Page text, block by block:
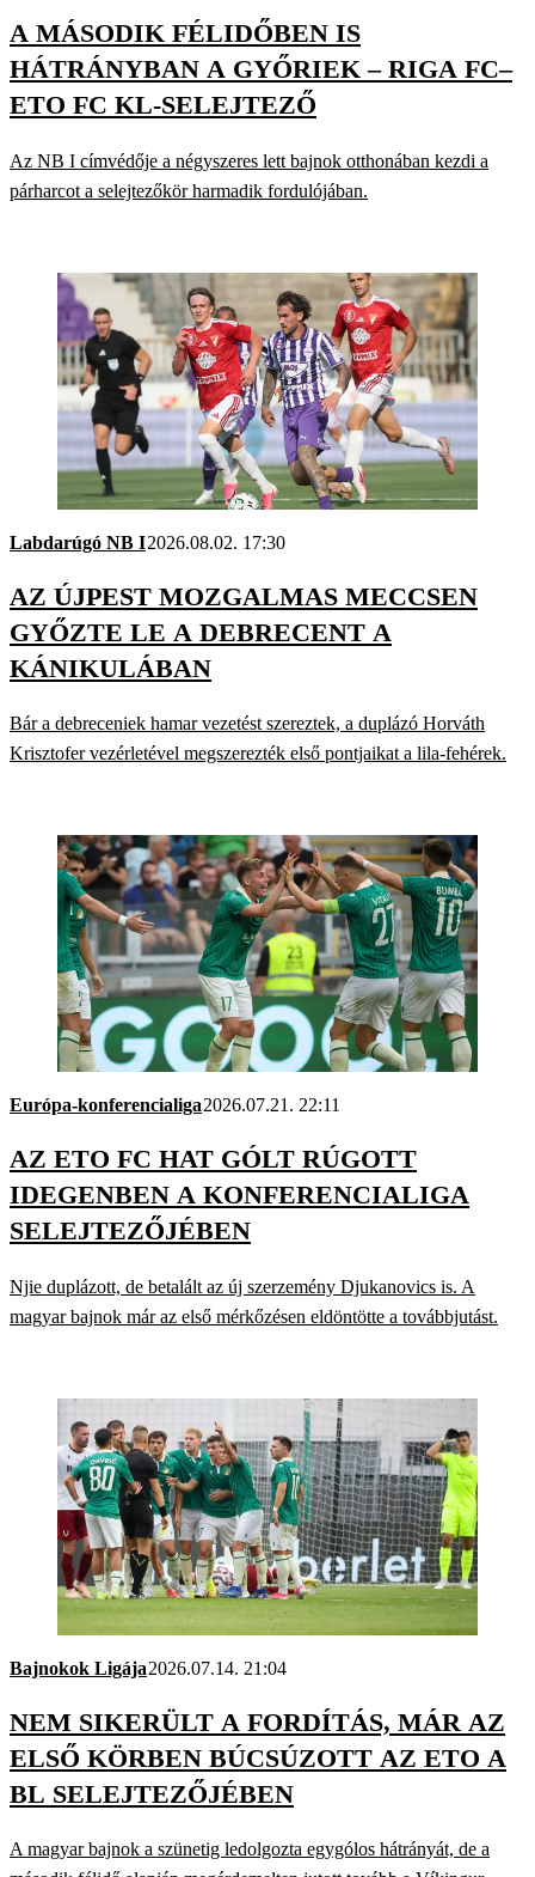
A MÁSODIK FÉLIDŐBEN IS
HÁTRÁNYBAN A GYŐRIEK – RIGA FC–
ETO FC KL-SELEJTEZŐ
Az NB I címvédője a négyszeres lett bajnok otthonában kezdi a
párharcot a selejtezőkör harmadik fordulójában.
Labdarúgó NB I2026.08.02. 17:30
AZ ÚJPEST MOZGALMAS MECCSEN
GYŐZTE LE A DEBRECENT A
KÁNIKULÁBAN
Bár a debreceniek hamar vezetést szereztek, a duplázó Horváth
Krisztofer vezérletével megszerezték első pontjaikat a lila-fehérek.
Európa-konferencialiga2026.07.21. 22:11
AZ ETO FC HAT GÓLT RÚGOTT
IDEGENBEN A KONFERENCIALIGA
SELEJTEZŐJÉBEN
Njie duplázott, de betalált az új szerzemény Djukanovics is. A
magyar bajnok már az első mérkőzésen eldöntötte a továbbjutást.
Bajnokok Ligája2026.07.14. 21:04
NEM SIKERÜLT A FORDÍTÁS, MÁR AZ
ELSŐ KÖRBEN BÚCSÚZOTT AZ ETO A
BL SELEJTEZŐJÉBEN
A magyar bajnok a szünetig ledolgozta egygólos hátrányát, de a